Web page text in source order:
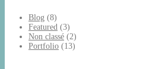
Blog (8)
Featured (3)
Non classé (2)
Portfolio (13)